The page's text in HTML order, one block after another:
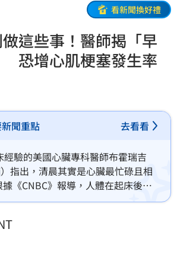
看新聞換好禮
這些事！醫師揭「早
恐增心肌梗塞發生率
聞重點 去看看
驗的美國心臟專科醫師布霍瑞吉
指出，清晨其實是心臟最忙碌且相
《CNBC》報導，人體在起床後數
壓會逐漸升高，心率變異度則下
較高的時間，因此他分享自己每天